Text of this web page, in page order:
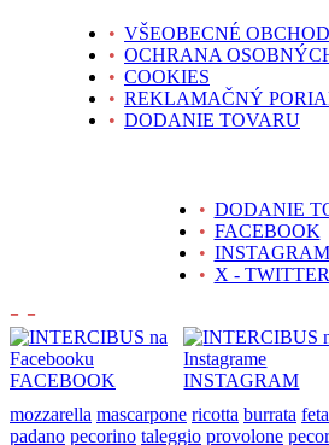
• VŠEOBECNÉ
• OCHRANA
• COOKIES
• REKLAMAČNÝ
• DODANIE TOVARU
• DODANIE
• FACEBOOK
• INSTAGRAM
• X - TWITTER
- -
FACEBOOK INSTAGRAM
mozzarella mascarpone ricotta burrata feta
padano pecorino taleggio provolone